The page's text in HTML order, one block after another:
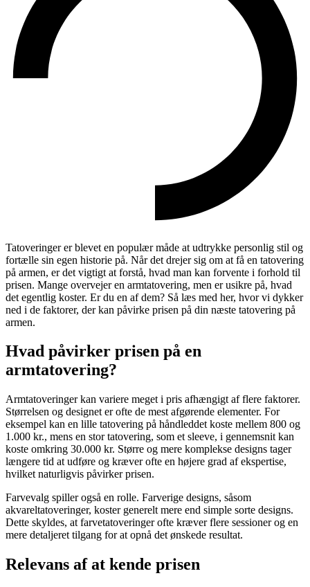
Tatoveringer er blevet en populær måde at udtrykke personlig stil og
fortælle sin egen historie på. Når det drejer sig om at få en tatovering
på armen, er det vigtigt at forstå, hvad man kan forvente i forhold til
prisen. Mange overvejer en armtatovering, men er usikre på, hvad
det egentlig koster. Er du en af dem? Så læs med her, hvor vi dykker
ned i de faktorer, der kan påvirke prisen på din næste tatovering på
armen.
Hvad påvirker prisen på en
armtatovering?
Armtatoveringer kan variere meget i pris afhængigt af flere faktorer.
Størrelsen og designet er ofte de mest afgørende elementer. For
eksempel kan en lille tatovering på håndleddet koste mellem 800 og
1.000 kr., mens en stor tatovering, som et sleeve, i gennemsnit kan
koste omkring 30.000 kr. Større og mere komplekse designs tager
længere tid at udføre og kræver ofte en højere grad af ekspertise,
hvilket naturligvis påvirker prisen.
Farvevalg spiller også en rolle. Farverige designs, såsom
akvareltatoveringer, koster generelt mere end simple sorte designs.
Dette skyldes, at farvetatoveringer ofte kræver flere sessioner og en
mere detaljeret tilgang for at opnå det ønskede resultat.
Relevans af at kende prisen